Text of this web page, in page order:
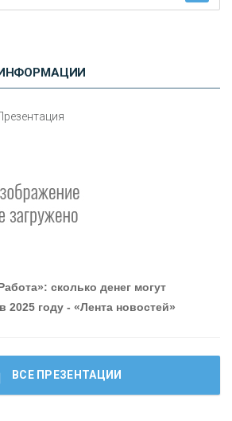
персонал - «Интервью»
ИНФОРМАЦИИ
сколько денег могут
2025 году - «Лента новостей»
ВСЕ ПРЕЗЕНТАЦИИ